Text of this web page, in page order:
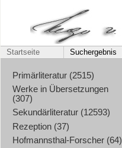
Startseite Suchergebnis
Primärliteratur (2515)
Werke in Übersetzungen
(307)
Sekundärliteratur (12593)
Rezeption (37)
Hofmannsthal-Forscher (64)